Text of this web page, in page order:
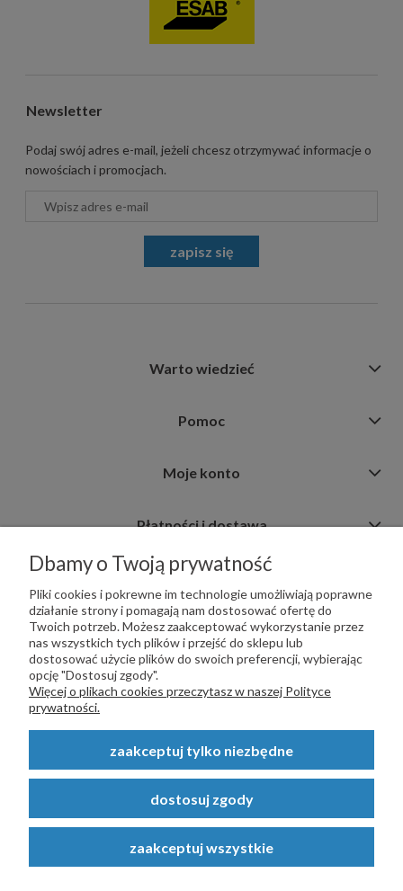
Newsletter
Podaj swój adres e-mail, jeżeli chcesz otrzymywać informacje o
nowościach i promocjach.
zapisz się
Warto wiedzieć
Pomoc
Moje konto
Płatności i dostawa
Informacje
PŁATNOŚCI OBSŁUGUJE:
Copyright © 2023STALSKLEP.PL- Akcesoria do bram i ogrodzeń -
STALSKLEP ul. Feliksa Wrobela 4a, 30-798 Kraków. Wszystkie prawa
Dbamy o Twoją prywatność
Pliki cookies i pokrewne im technologie umożliwiają poprawne
działanie strony i pomagają nam dostosować ofertę do
Twoich potrzeb. Możesz zaakceptować wykorzystanie przez
nas wszystkich tych plików i przejść do sklepu lub
dostosować użycie plików do swoich preferencji, wybierając
opcję "Dostosuj zgody".
Więcej o plikach cookies przeczytasz w naszej Polityce
prywatności.
zaakceptuj tylko niezbędne
dostosuj zgody
zaakceptuj wszystkie